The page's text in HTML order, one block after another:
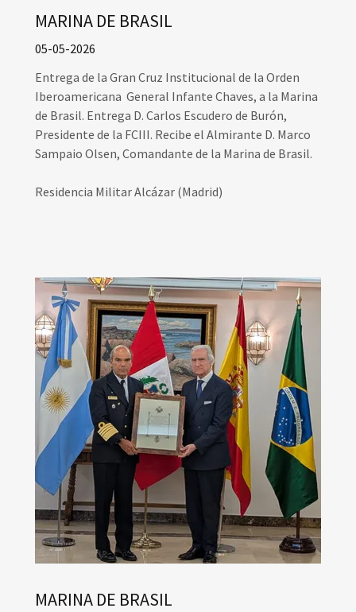
MARINA DE BRASIL
05-05-2026
Entrega de la Gran Cruz Institucional de la Orden
Iberoamericana General Infante Chaves, a la Marina
de Brasil. Entrega D. Carlos Escudero de Burón,
Presidente de la FCIII. Recibe el Almirante D. Marco
Sampaio Olsen, Comandante de la Marina de Brasil.
Residencia Militar Alcázar (Madrid)
MARINA DE BRASIL